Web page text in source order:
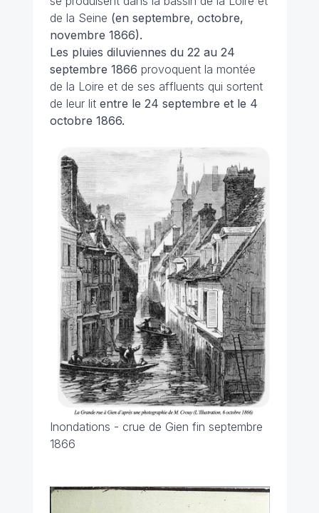
de la Seine (en septembre, octobre,
novembre 1866).
Les pluies diluviennes du 22 au 24
septembre 1866 provoquent la montée
de la Loire et de ses affluents qui sortent
de leur lit entre le 24 septembre et le 4
octobre 1866.
Inondations - crue de Gien fin septembre
1866